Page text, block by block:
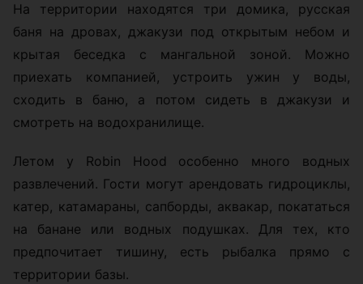
На территории находятся три домика, русская
баня на дровах, джакузи под открытым небом и
крытая беседка с мангальной зоной. Можно
приехать компанией, устроить ужин у воды,
сходить в баню, а потом сидеть в джакузи и
смотреть на водохранилище.
Летом у Robin Hood особенно много водных
развлечений. Гости могут арендовать гидроциклы,
катер, катамараны, сапборды, аквакар, покататься
на банане или водных подушках. Для тех, кто
предпочитает тишину, есть рыбалка прямо с
территории базы.